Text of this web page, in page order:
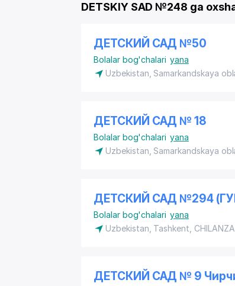
DETSKIY SAD №248 ga
ДЕТСКИЙ САД №50
Bolalar bog'chalari yana
Uzbekistan, Samarkandskaya
ДЕТСКИЙ САД № 18
Bolalar bog'chalari yana
Uzbekistan, Samarkandskaya
ДЕТСКИЙ САД №294
Bolalar bog'chalari yana
Uzbekistan, Tashkent,
ДЕТСКИЙ САД № 9